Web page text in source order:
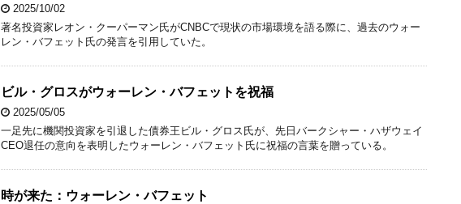
2025/10/02
著名投資家レオン・クーパーマン氏がCNBCで現状の市場環境を語る際に、過去のウォー
レン・バフェット氏の発言を引用していた。
ビル・グロスがウォーレン・バフェットを祝福
2025/05/05
一足先に機関投資家を引退した債券王ビル・グロス氏が、先日バークシャー・ハザウェイ
CEO退任の意向を表明したウォーレン・バフェット氏に祝福の言葉を贈っている。
時が来た：ウォーレン・バフェット